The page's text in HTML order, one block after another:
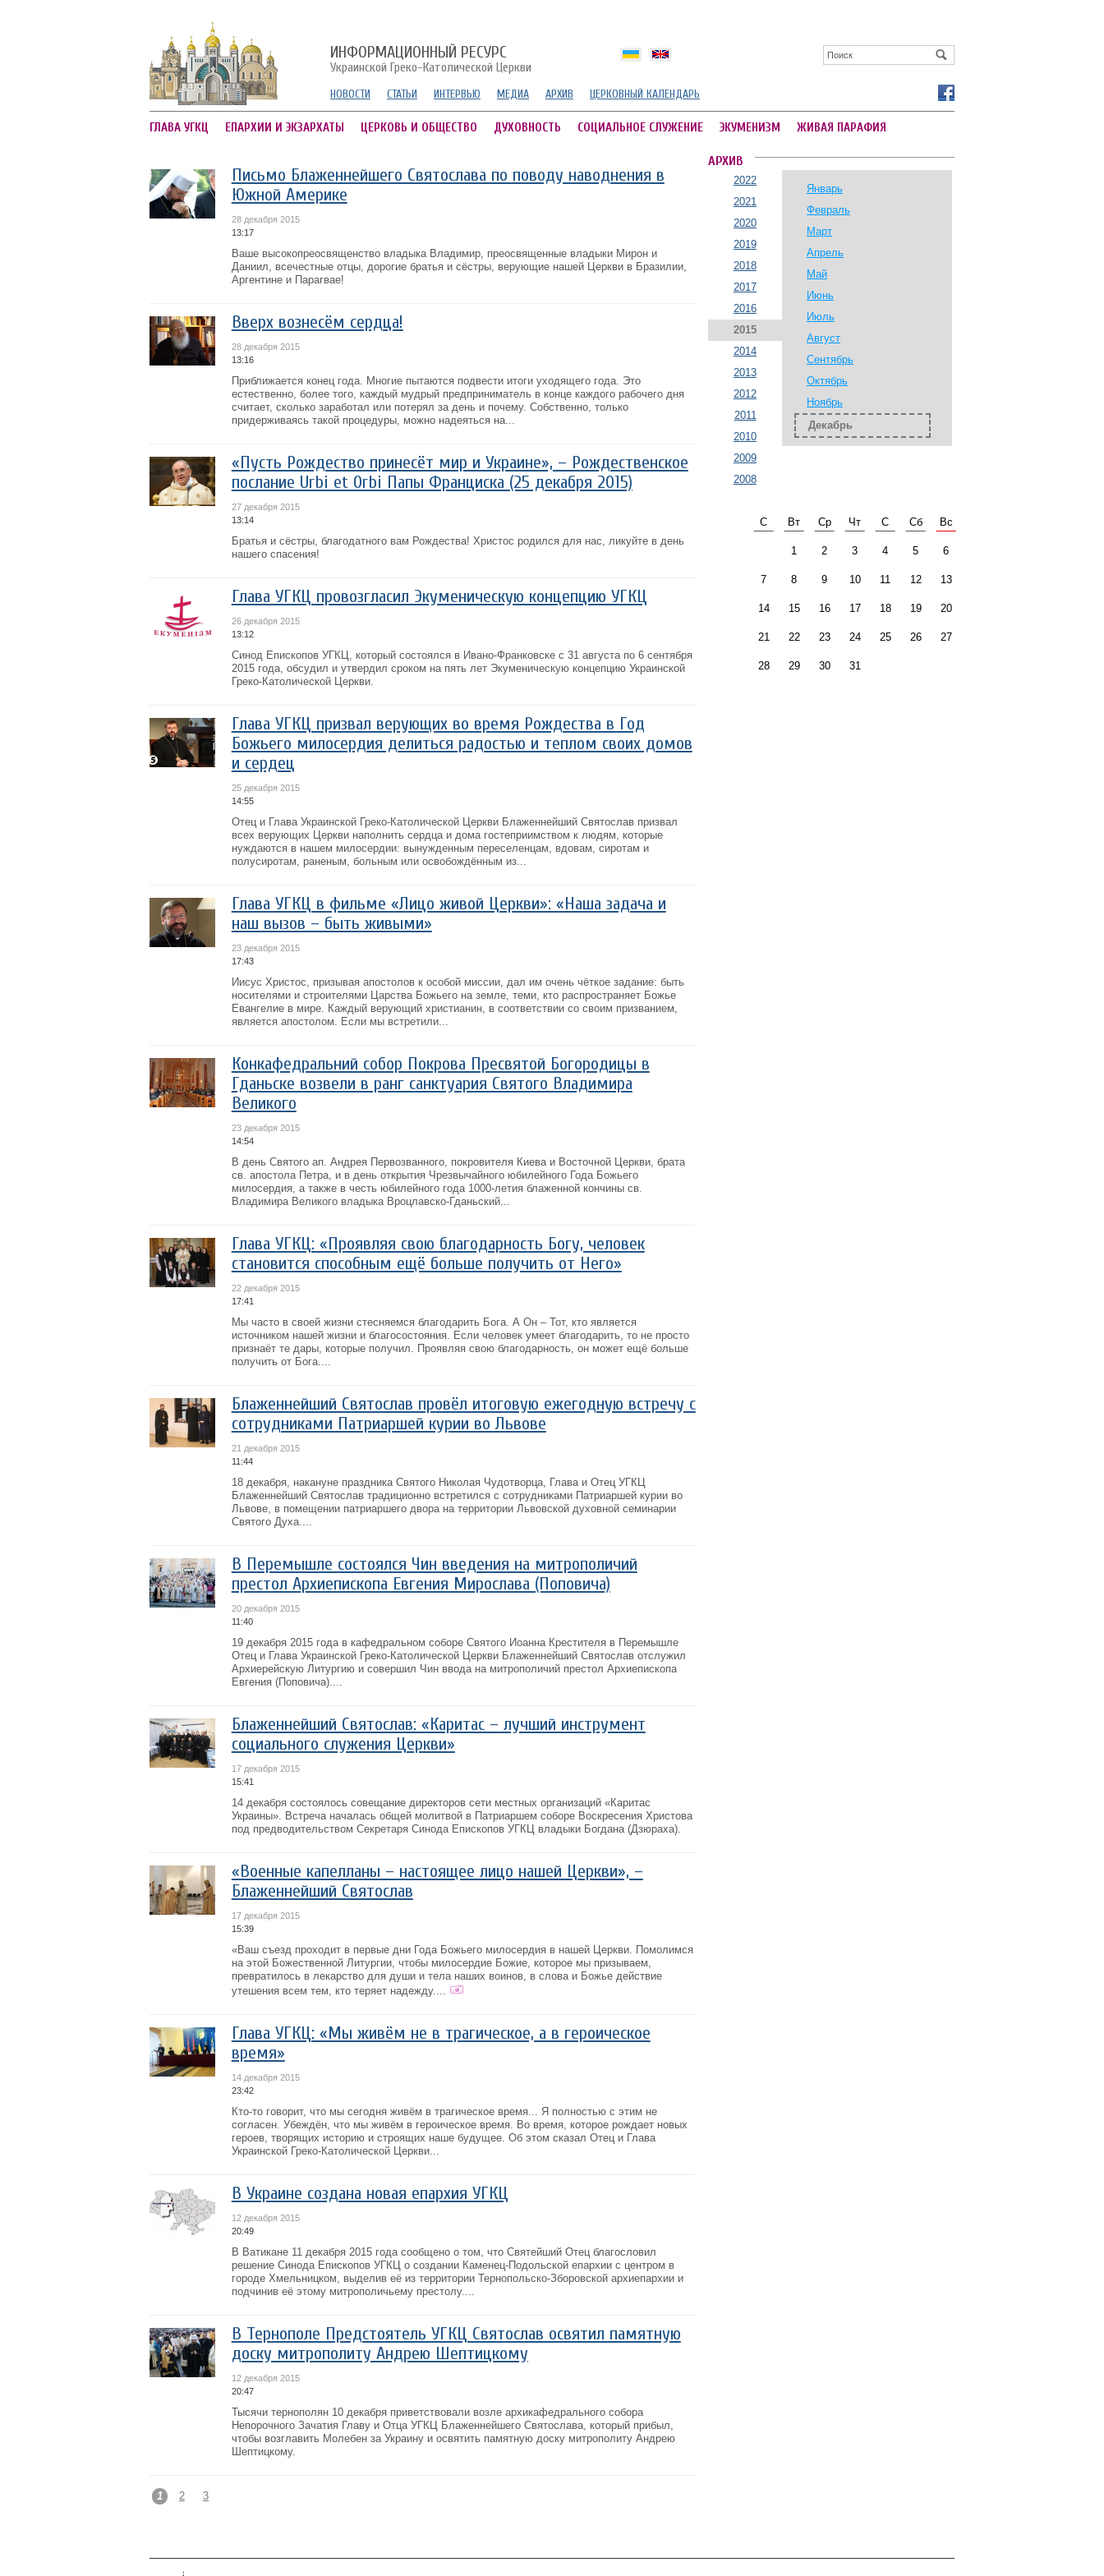
ИНФОРМАЦИОННЫЙ РЕСУРС
Украинской Греко-Католической Церкви
НОВОСТИ СТАТЬИ ИНТЕРВЬЮ МЕДИА АРХИВ ЦЕРКОВНЫЙ КАЛЕНДАРЬ
ГЛАВА УГКЦ ЕПАРХИИ И ЭКЗАРХАТЫ ЦЕРКОВЬ И ОБЩЕСТВО ДУХОВНОСТЬ СОЦИАЛЬНОЕ СЛУЖЕНИЕ ЭКУМЕНИЗМ ЖИВАЯ ПАРАФИЯ
Письмо Блаженнейшего Святослава по поводу наводнения в
Южной Америке
28 декабря 2015
13:17
Ваше высокопреосвященство владыка Владимир, преосвященные владыки Мирон и
Даниил, всечестные отцы, дорогие братья и сёстры, верующие нашей Церкви в Бразилии,
Аргентине и Парагвае!
Вверх вознесём сердца!
28 декабря 2015
13:16
Приближается конец года. Многие пытаются подвести итоги уходящего года. Это
естественно, более того, каждый мудрый предприниматель в конце каждого рабочего дня
считает, сколько заработал или потерял за день и почему. Собственно, только
придерживаясь такой процедуры, можно надеяться на...
«Пусть Рождество принесёт мир и Украине», – Рождественское
послание Urbi et Orbi Папы Франциска (25 декабря 2015)
27 декабря 2015
13:14
Братья и сёстры, благодатного вам Рождества! Христос родился для нас, ликуйте в день
нашего спасения!
Глава УГКЦ провозгласил Экуменическую концепцию УГКЦ
26 декабря 2015
13:12
Синод Епископов УГКЦ, который состоялся в Ивано-Франковске с 31 августа по 6 сентября
2015 года, обсудил и утвердил сроком на пять лет Экуменическую концепцию Украинской
Греко-Католической Церкви.
Глава УГКЦ призвал верующих во время Рождества в Год
Божьего милосердия делиться радостью и теплом своих домов
и сердец
25 декабря 2015
14:55
Отец и Глава Украинской Греко-Католической Церкви Блаженнейший Святослав призвал
всех верующих Церкви наполнить сердца и дома гостеприимством к людям, которые
нуждаются в нашем милосердии: вынужденным переселенцам, вдовам, сиротам и
полусиротам, раненым, больным или освобождённым из...
Глава УГКЦ в фильме «Лицо живой Церкви»: «Наша задача и
наш вызов – быть живыми»
23 декабря 2015
17:43
Иисус Христос, призывая апостолов к особой миссии, дал им очень чёткое задание: быть
носителями и строителями Царства Божьего на земле, теми, кто распространяет Божье
Евангелие в мире. Каждый верующий христианин, в соответствии со своим призванием,
является апостолом. Если мы встретили...
Конкафедральний собор Покрова Пресвятой Богородицы в
Гданьске возвели в ранг санктуария Святого Владимира
Великого
23 декабря 2015
14:54
В день Святого ап. Андрея Первозванного, покровителя Киева и Восточной Церкви, брата
св. апостола Петра, и в день открытия Чрезвычайного юбилейного Года Божьего
милосердия, а также в честь юбилейного года 1000-летия блаженной кончины св.
Владимира Великого владыка Вроцлавско-Гданьский...
Глава УГКЦ: «Проявляя свою благодарность Богу, человек
становится способным ещё больше получить от Него»
22 декабря 2015
17:41
Мы часто в своей жизни стесняемся благодарить Бога. А Он – Тот, кто является
источником нашей жизни и благосостояния. Если человек умеет благодарить, то не просто
признаёт те дары, которые получил. Проявляя свою благодарность, он может ещё больше
получить от Бога....
Блаженнейший Святослав провёл итоговую ежегодную встречу с
сотрудниками Патриаршей курии во Львове
21 декабря 2015
11:44
18 декабря, накануне праздника Святого Николая Чудотворца, Глава и Отец УГКЦ
Блаженнейший Святослав традиционно встретился с сотрудниками Патриаршей курии во
Львове, в помещении патриаршего двора на территории Львовской духовной семинарии
Святого Духа....
В Перемышле состоялся Чин введения на митрополичий
престол Архиепископа Евгения Мирослава (Поповича)
20 декабря 2015
11:40
19 декабря 2015 года в кафедральном соборе Святого Иоанна Крестителя в Перемышле
Отец и Глава Украинской Греко-Католической Церкви Блаженнейший Святослав отслужил
Архиерейскую Литургию и совершил Чин ввода на митрополичий престол Архиепископа
Евгения (Поповича)....
Блаженнейший Святослав: «Каритас – лучший инструмент
социального служения Церкви»
17 декабря 2015
15:41
14 декабря состоялось совещание директоров сети местных организаций «Каритас
Украины». Встреча началась общей молитвой в Патриаршем соборе Воскресения Христова
под предводительством Секретаря Синода Епископов УГКЦ владыки Богдана (Дзюраха).
«Военные капелланы – настоящее лицо нашей Церкви», –
Блаженнейший Святослав
17 декабря 2015
15:39
«Ваш съезд проходит в первые дни Года Божьего милосердия в нашей Церкви. Помолимся
на этой Божественной Литургии, чтобы милосердие Божие, которое мы призываем,
превратилось в лекарство для души и тела наших воинов, в слова и Божье действие
утешения всем тем, кто теряет надежду....
Глава УГКЦ: «Мы живём не в трагическое, а в героическое
время»
14 декабря 2015
23:42
Кто-то говорит, что мы сегодня живём в трагическое время... Я полностью с этим не
согласен. Убеждён, что мы живём в героическое время. Во время, которое рождает новых
героев, творящих историю и строящих наше будущее. Об этом сказал Отец и Глава
Украинской Греко-Католической Церкви...
В Украине создана новая епархия УГКЦ
12 декабря 2015
20:49
В Ватикане 11 декабря 2015 года сообщено о том, что Святейший Отец благословил
решение Синода Епископов УГКЦ о создании Каменец-Подольской епархии с центром в
городе Хмельницком, выделив её из территории Тернопольско-Зборовской архиепархии и
подчинив её этому митрополичьему престолу....
В Тернополе Предстоятель УГКЦ Святослав освятил памятную
доску митрополиту Андрею Шептицкому
12 декабря 2015
20:47
Тысячи тернополян 10 декабря приветствовали возле архикафедрального собора
Непорочного Зачатия Главу и Отца УГКЦ Блаженнейшего Святослава, который прибыл,
чтобы возглавить Молебен за Украину и освятить памятную доску митрополиту Андрею
Шептицкому.
1 2 3
АРХИВ
2022
2021
2020
2019
2018
2017
2016
2015
2014
2013
2012
2011
2010
2009
2008
Январь
Февраль
Март
Апрель
Май
Июнь
Июль
Август
Сентябрь
Октябрь
Ноябрь
Декабрь
С Вт Ср Чт С Сб Вс
1 2 3 4 5 6
7 8 9 10 11 12 13
14 15 16 17 18 19 20
21 22 23 24 25 26 27
28 29 30 31